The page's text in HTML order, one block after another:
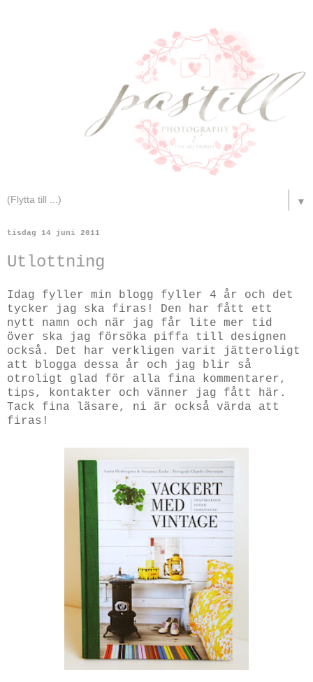
▼
tisdag 14 juni 2011
Utlottning
Idag fyller min blogg fyller 4 år och det
tycker jag ska firas! Den har fått ett
nytt namn och när jag får lite mer tid
över ska jag försöka piffa till designen
också. Det har verkligen varit jätteroligt
att blogga dessa år och jag blir så
otroligt glad för alla fina kommentarer,
tips, kontakter och vänner jag fått här.
Tack fina läsare, ni är också värda att
firas!